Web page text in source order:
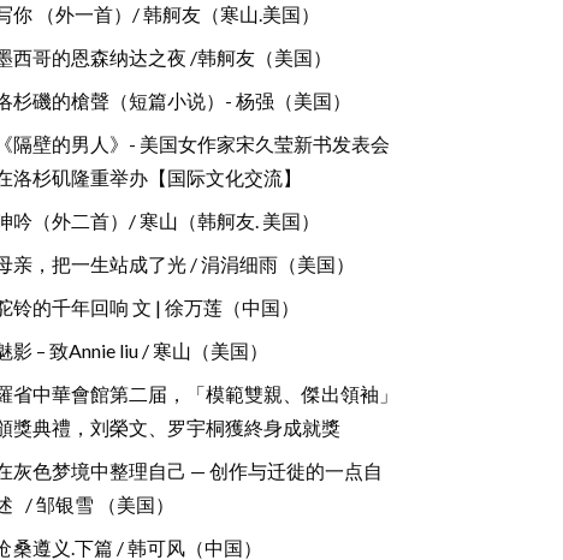
你 （外一首）/ 韩舸友（寒山.美国）
西哥的恩森纳达之夜 /韩舸友（美国）
杉磯的槍聲（短篇小说）- 杨强（美国）
《隔壁的男人》- 美国女作家宋久莹新书发表会
洛杉矶隆重举办【国际文化交流】
吟（外二首）/ 寒山（韩舸友. 美国）
亲，把一生站成了光 / 涓涓细雨（美国）
铃的千年回响 文 | 徐万莲（中国）
影 – 致Annie liu / 寒山（美国）
省中華會館第二届，「模範雙親、傑出領袖」
獎典禮，刘榮文、罗宇桐獲終身成就獎
灰色梦境中整理自己 — 创作与迁徙的一点自
/ 邹银雪 （美国）
桑遵义.下篇 / 韩可风（中国）